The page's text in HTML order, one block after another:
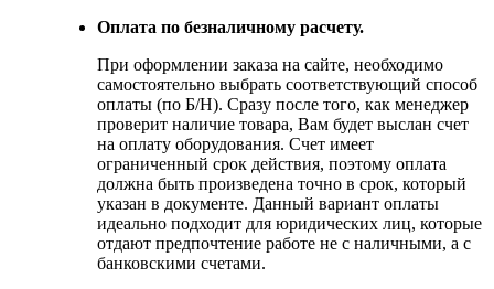
Оплата по безналичному расчету.
При оформлении заказа на сайте, необходимо
самостоятельно выбрать соответствующий способ
оплаты (по Б/Н). Сразу после того, как менеджер
проверит наличие товара, Вам будет выслан счет
на оплату оборудования. Счет имеет
ограниченный срок действия, поэтому оплата
должна быть произведена точно в срок, который
указан в документе. Данный вариант оплаты
идеально подходит для юридических лиц, которые
отдают предпочтение работе не с наличными, а с
банковскими счетами.